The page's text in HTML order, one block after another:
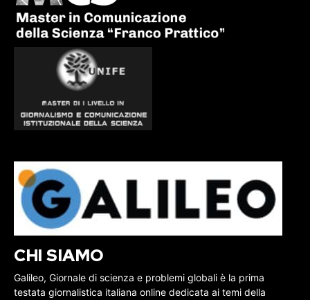
CHI SIAMO
Galileo, Giornale di scienza e problemi globali è la prima
testata giornalistica italiana online dedicata ai temi della